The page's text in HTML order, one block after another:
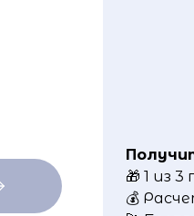
🎁 1 из 3
💰